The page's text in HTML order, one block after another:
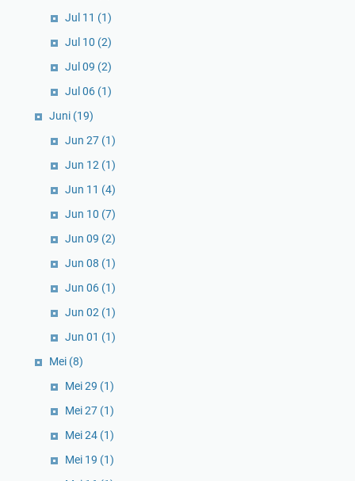
Jul 11 (1)
Jul 10 (2)
Jul 09 (2)
Jul 06 (1)
Juni (19)
Jun 27 (1)
Jun 12 (1)
Jun 11 (4)
Jun 10 (7)
Jun 09 (2)
Jun 08 (1)
Jun 06 (1)
Jun 02 (1)
Jun 01 (1)
Mei (8)
Mei 29 (1)
Mei 27 (1)
Mei 24 (1)
Mei 19 (1)